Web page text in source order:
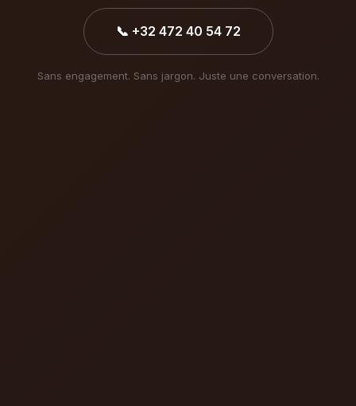
📞 +32 472 40 54 72
Sans engagement. Sans jargon. Juste une conversation.